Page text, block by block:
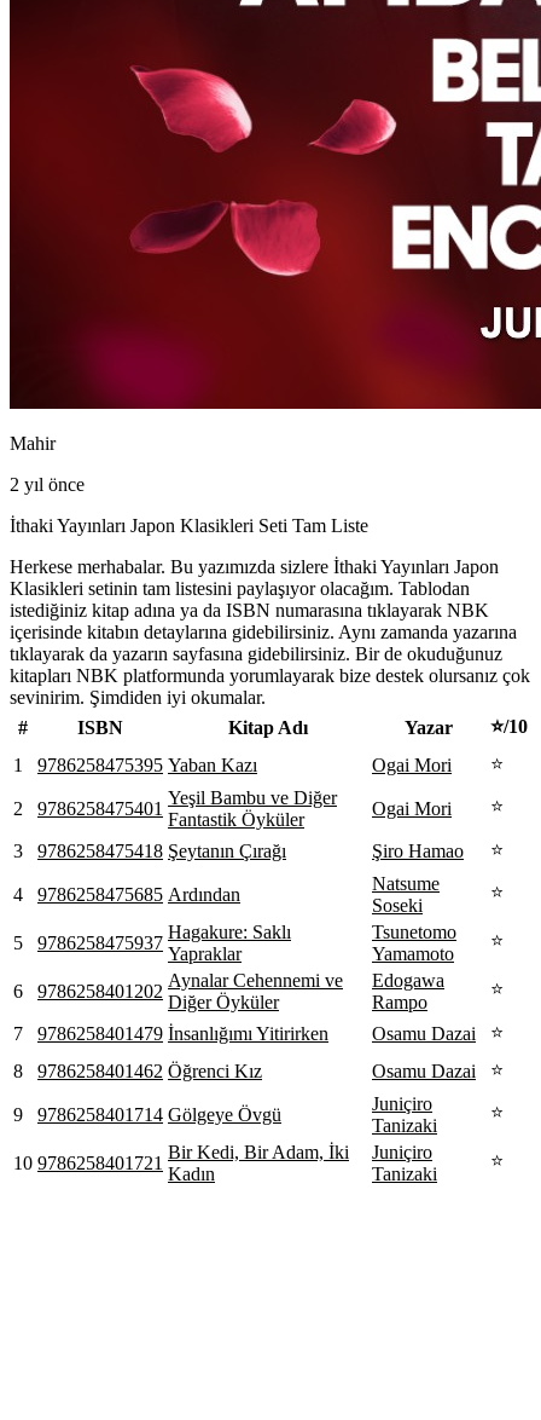
Mahir
2 yıl önce
İthaki Yayınları Japon Klasikleri Seti Tam Liste
Herkese merhabalar. Bu yazımızda sizlere İthaki Yayınları Japon
Klasikleri setinin tam listesini paylaşıyor olacağım. Tablodan
istediğiniz kitap adına ya da ISBN numarasına tıklayarak NBK
içerisinde kitabın detaylarına gidebilirsiniz. Aynı zamanda yazarına
tıklayarak da yazarın sayfasına gidebilirsiniz. Bir de okuduğunuz
kitapları NBK platformunda yorumlayarak bize destek olursanız çok
sevinirim. Şimdiden iyi okumalar.
#
ISBN Kitap Adı Yazar
⭐/10
1
9786258475395 Yaban Kazı Ogai Mori ⭐
2 9786258475401
Yeşil Bambu ve Diğer
Fantastik Öyküler
Ogai Mori ⭐
3 9786258475418 Şeytanın Çırağı Şiro Hamao ⭐
4 9786258475685 Ardından
Natsume
Soseki
⭐
5 9786258475937
Hagakure: Saklı
Yapraklar
Tsunetomo
Yamamoto
⭐
6 9786258401202
Aynalar Cehennemi ve
Diğer Öyküler
Edogawa
Rampo
⭐
7 9786258401479 İnsanlığımı Yitirirken Osamu Dazai
⭐
8
9786258401462 Öğrenci Kız Osamu Dazai ⭐
9 9786258401714 Gölgeye Övgü
Juniçiro
Tanizaki
⭐
10 9786258401721
Bir Kedi, Bir Adam, İki
Kadın
Juniçiro
Tanizaki
⭐